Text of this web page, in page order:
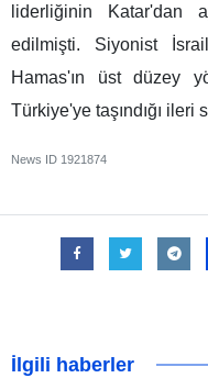
liderliğinin Katar'dan
edilmişti. Siyonist
Hamas'ın üst düzey
Türkiye'ye taşındığı ileri
News ID 1921874
İlgili haberler